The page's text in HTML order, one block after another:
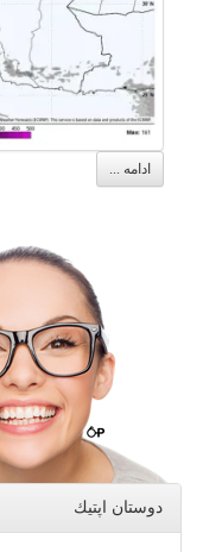
ادامه ...
دوستان اپتیك